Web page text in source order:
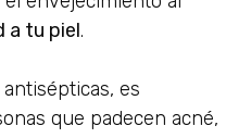
a tu piel.
es
que padecen acné,